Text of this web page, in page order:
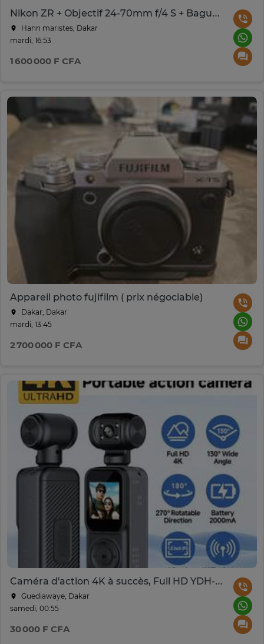
Nikon ZR + Objectif 24-70mm f/4 S + Bague Viltrox Lens Sony
Hann maristes, Dakar
mardi, 16:53
1 600 000 F CFA
Appareil photo fujifilm ( prix négociable)
Dakar, Dakar
mardi, 13:45
2 700 000 F CFA
Caméra d'action 4K à succès, Full HD YDH-Q5 2026
Guediawaye, Dakar
samedi, 00:55
30 000 F CFA